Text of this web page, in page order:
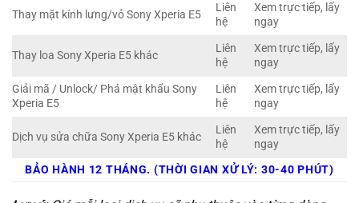
Thay mặt kính lưng/vỏ Sony Xperia E5
Liên
hệ
Xem trực tiếp, lấy
ngay
Thay loa Sony Xperia E5 khác
Liên
hệ
Xem trực tiếp, lấy
ngay
Giải mã / Unlock/ Phá mật khẩu Sony
Xperia E5
Liên
hệ
Xem trực tiếp, lấy
ngay
Dịch vụ sửa chữa Sony Xperia E5 khác
Liên
hệ
Xem trực tiếp, lấy
ngay
BẢO HÀNH 12 THÁNG. (THỜI GIAN XỬ LÝ: 30-40 PHÚT)